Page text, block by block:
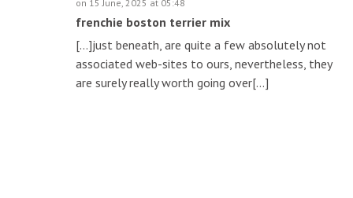
on 15 June, 2025 at 05:48
frenchie boston terrier mix
[…]just beneath, are quite a few absolutely not
associated web-sites to ours, nevertheless, they
are surely really worth going over[…]